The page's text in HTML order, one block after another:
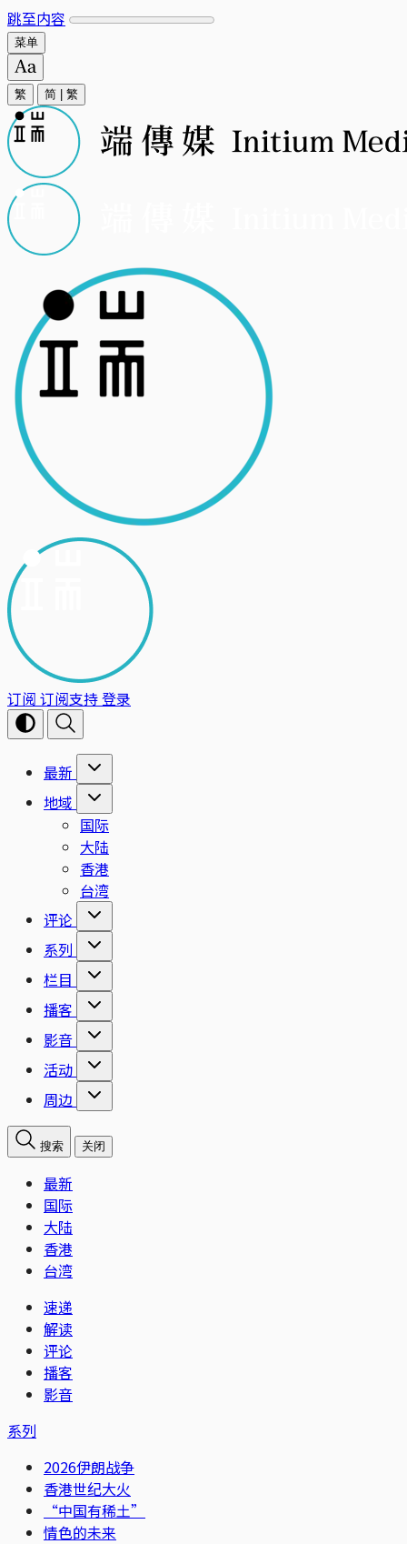
跳至内容
菜单
繁 简 繁
订阅 订阅支持登录
最新
地域
国际
大陆
香港
台湾
评论
系列
栏目
播客
影音
活动
周边
搜索 关闭
最新
国际
大陆
香港
台湾
速递
解读
评论
播客
影音
系列
2026伊朗战争
香港世纪大火
“中国有稀土”
情色的未来